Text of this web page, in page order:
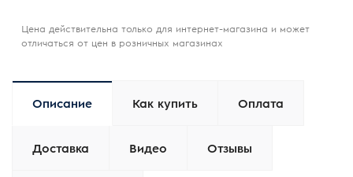
Цена действительна только для интернет-магазина и может
отличаться от цен в розничных магазинах
Описание Как купить Оплата
Доставка Видео Отзывы